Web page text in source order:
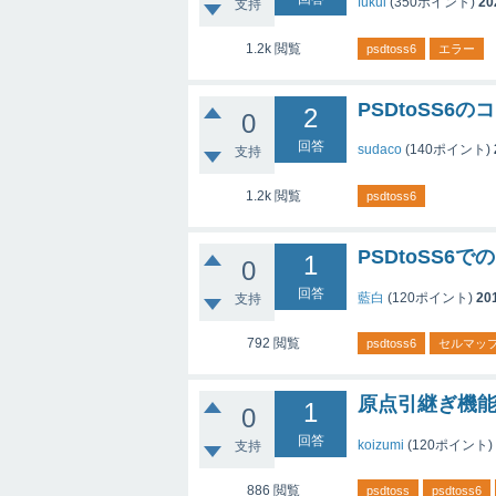
支持
1.2k閲覧 psdtoss6 エラー
0
支持
2
回答
1.2k閲覧
PSDtoSS6の
sudaco (140ポイント)
psdtoss6
0
支持
1
回答
792 閲覧
PSDtoSS6で
藍白 (120ポイント)
psdtoss6 セルマッ
0
支持
1
回答
886 閲覧
原点引継ぎ機
koizumi (120ポイント)
psdtoss psdtoss6